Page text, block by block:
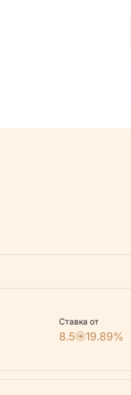
Ставка от
8.5 19.89%